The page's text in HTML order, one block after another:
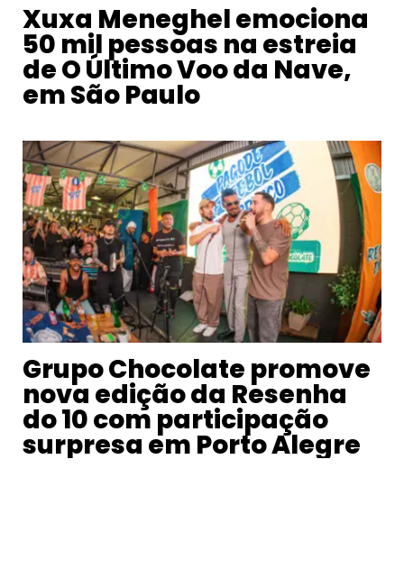
Xuxa Meneghel emociona
50 mil pessoas na estreia
de O Último Voo da Nave,
em São Paulo
Grupo Chocolate promove
nova edição da Resenha
do 10 com participação
surpresa em Porto Alegre